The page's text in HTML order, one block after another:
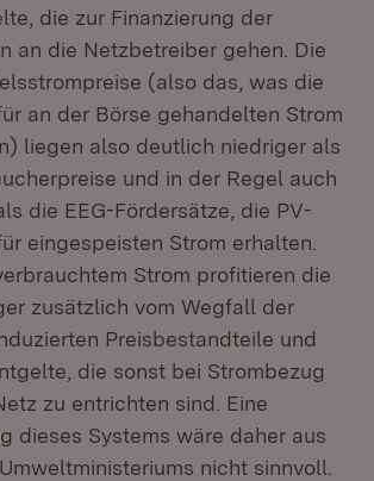
die zur Finanzierung der
an die Netzbetreiber gehen. Die
(also das, was die
an der Börse gehandelten Strom
liegen also deutlich niedriger als
und in der Regel auch
die EEG-Fördersätze, die PV-
eingespeisten Strom erhalten.
Strom profitieren die
zusätzlich vom Wegfall der
Preisbestandteile und
die sonst bei Strombezug
zu entrichten sind. Eine
dieses Systems wäre daher aus
nicht sinnvoll.